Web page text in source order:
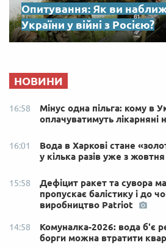
Опитування: Як ви
України у війні з Росією?
НОВИНИ
16:58
Мінус одна пільга: кому в
оплачуватимуть лікарняні
16:01
Вода в Харкові стане
у кілька разів уже з жовтня
15:58
Дефіцит ракет та сувора
пропускає балістику і до
виробництво Patriot
14:58
Комуналка-2026: вода б'є
борги можна втратити